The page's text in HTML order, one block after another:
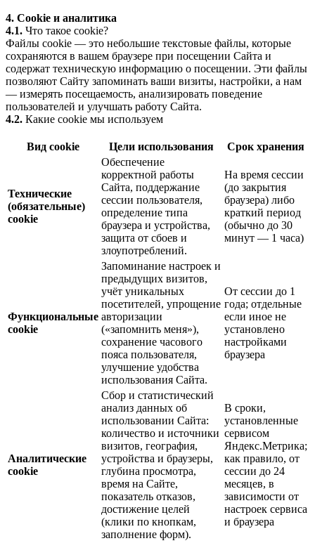
4. Cookie и аналитика
4.1. Что такое cookie?
Файлы cookie — это небольшие текстовые файлы, которые
сохраняются в вашем браузере при посещении Сайта и
содержат техническую информацию о посещении. Эти файлы
позволяют Сайту запоминать ваши визиты, настройки, а нам
— измерять посещаемость, анализировать поведение
пользователей и улучшать работу Сайта.
4.2. Какие cookie мы используем
Вид cookie Цели использования Срок хранения
Технические
(обязательные)
cookie
Обеспечение
корректной работы
Сайта, поддержание
сессии пользователя,
определение типа
браузера и устройства,
защита от сбоев и
злоупотреблений.
На время сессии
(до закрытия
браузера) либо
краткий период
(обычно до 30
минут — 1 часа)
Функциональные
cookie
Запоминание настроек и
предыдущих визитов,
учёт уникальных
посетителей, упрощение
авторизации
(«запомнить меня»),
сохранение часового
пояса пользователя,
улучшение удобства
использования Сайта.
От сессии до 1
года; отдельные
если иное не
установлено
настройками
браузера
Аналитические
cookie
Сбор и статистический
анализ данных об
использовании Сайта:
количество и источники
визитов, география,
устройства и браузеры,
глубина просмотра,
время на Сайте,
показатель отказов,
достижение целей
(клики по кнопкам,
заполнение форм).
В сроки,
установленные
сервисом
Яндекс.Метрика;
как правило, от
сессии до 24
месяцев, в
зависимости от
настроек сервиса
и браузера